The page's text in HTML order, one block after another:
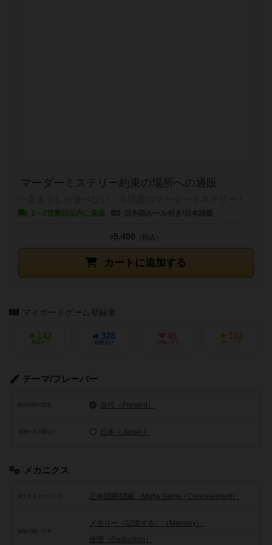
マーダーミステリー約束の場所への通販
1～2営業日以内に発送
カートに追加する
¥5,400 （税込）
マイボードゲーム登録者
142
興味あり
328
経験あり
45
お気に入り
122
持ってる
テーマ/フレーバー
舞台の時代背景 現代（Present）
地域や文化圏など 日本（Japan）
メカニクス
頻出するメカニクス 正体隠匿/隠蔽（Mafia Game / Concealment）
メモリー（記憶する）（Memory）
推理（Deduction）